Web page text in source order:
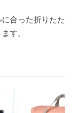
合った折りたた
す。